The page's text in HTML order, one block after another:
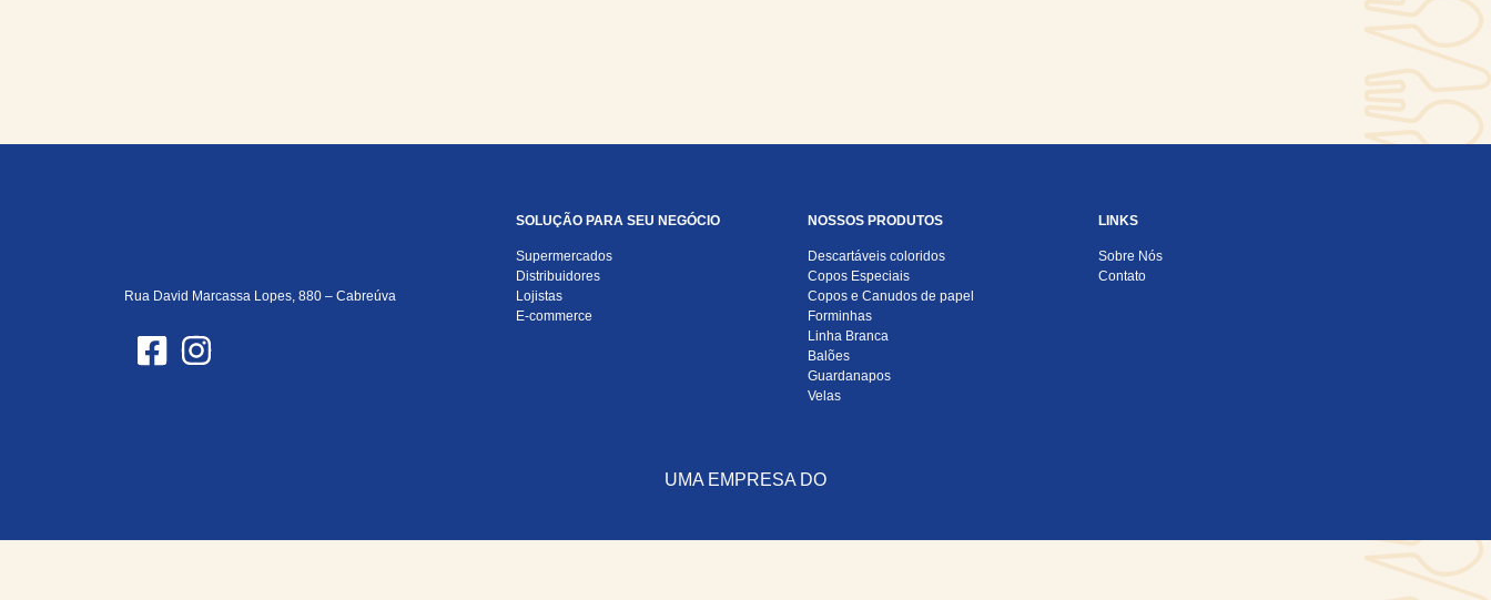
Rua David Marcassa Lopes, 880 – Cabreúva
SOLUÇÃO PARA SEU NEGÓCIO
Supermercados
Distribuidores
Lojistas
E-commerce
NOSSOS PRODUTOS
Descartáveis coloridos
Copos Especiais
Copos e Canudos de papel
Forminhas
Linha Branca
Balões
Guardanapos
Velas
LINKS
Sobre Nós
Contato
UMA EMPRESA DO